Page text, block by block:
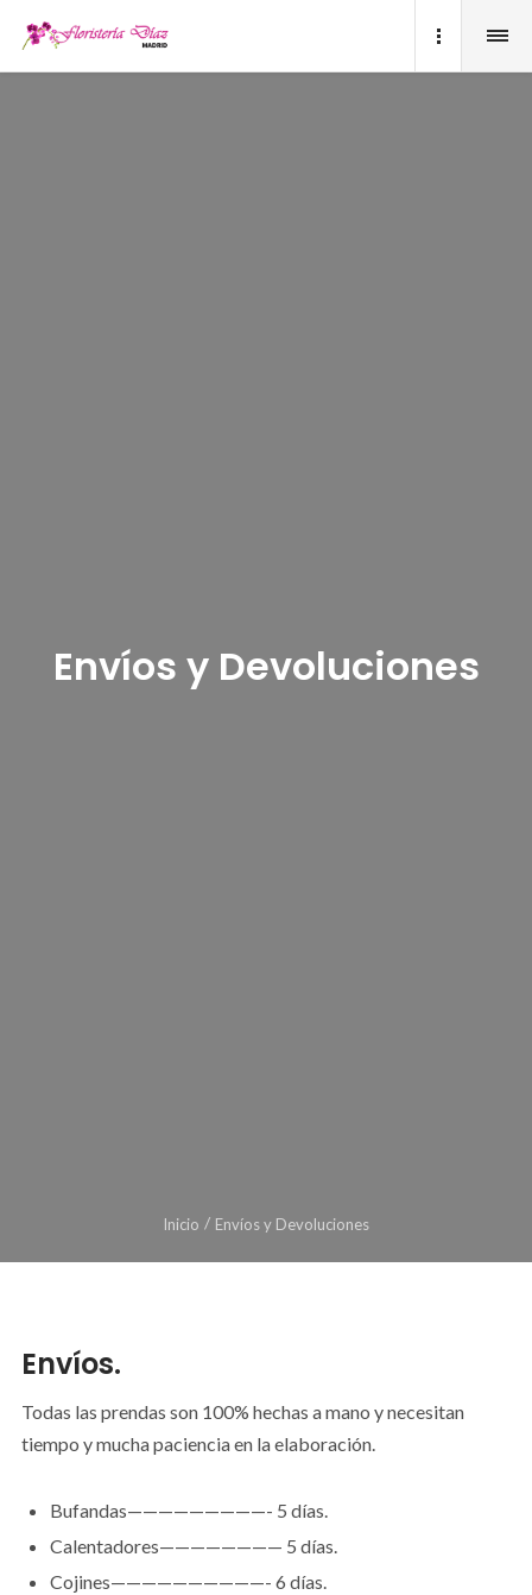
Envíos y Devoluciones
Inicio Envíos y Devoluciones
Envíos.
Todas las prendas son 100% hechas a mano y necesitan
tiempo y mucha paciencia en la elaboración.
Bufandas—————————- 5 días.
Calentadores———————— 5 días.
Cojines——————————- 6 días.